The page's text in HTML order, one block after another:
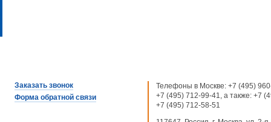
Заказать звонок
Форма обратной связи
Телефоны в Москве: +7 (495)
+7 (495) 712-99-41, а также: +7
+7 (495) 712-58-51